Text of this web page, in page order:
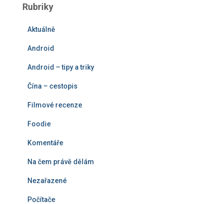
d
Rubriky
Aktuálně
Android
Android – tipy a triky
Čína – cestopis
Filmové recenze
Foodie
Komentáře
Na čem právě dělám
Nezařazené
Počítače